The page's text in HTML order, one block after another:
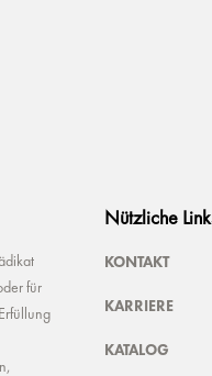
für
Nützliche
KONTAKT
KARRIERE
KATALOG